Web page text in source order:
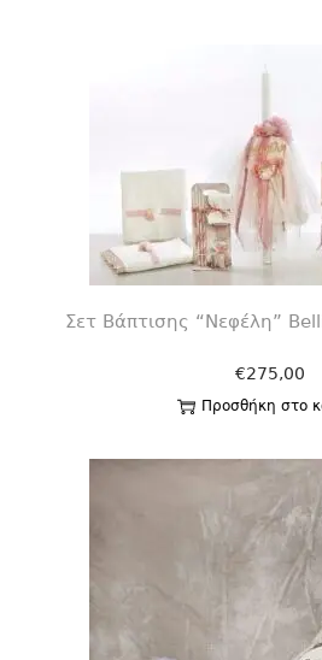
Σετ Βάπτισης “Νεφέλη”
€275,00
Προσθήκη στο